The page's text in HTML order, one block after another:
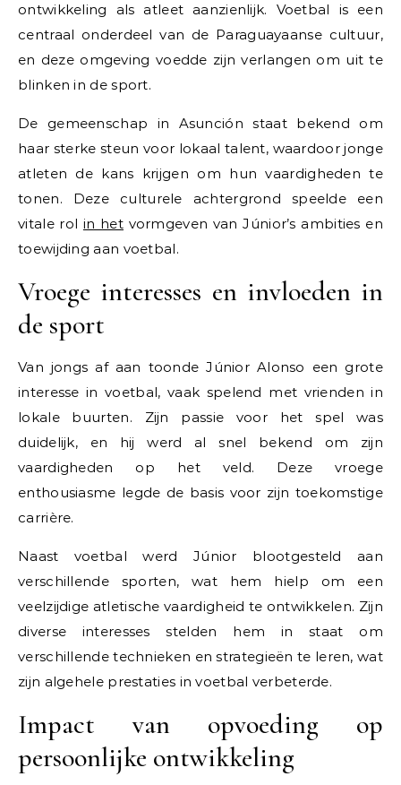
ontwikkeling als atleet aanzienlijk. Voetbal is een
centraal onderdeel van de Paraguayaanse cultuur,
en deze omgeving voedde zijn verlangen om uit te
blinken in de sport.
De gemeenschap in Asunción staat bekend om
haar sterke steun voor lokaal talent, waardoor jonge
atleten de kans krijgen om hun vaardigheden te
tonen. Deze culturele achtergrond speelde een
vitale rol in het vormgeven van Júnior’s ambities en
toewijding aan voetbal.
Vroege interesses en invloeden in
de sport
Van jongs af aan toonde Júnior Alonso een grote
interesse in voetbal, vaak spelend met vrienden in
lokale buurten. Zijn passie voor het spel was
duidelijk, en hij werd al snel bekend om zijn
vaardigheden op het veld. Deze vroege
enthousiasme legde de basis voor zijn toekomstige
carrière.
Naast voetbal werd Júnior blootgesteld aan
verschillende sporten, wat hem hielp om een
veelzijdige atletische vaardigheid te ontwikkelen. Zijn
diverse interesses stelden hem in staat om
verschillende technieken en strategieën te leren, wat
zijn algehele prestaties in voetbal verbeterde.
Impact van opvoeding op
persoonlijke ontwikkeling